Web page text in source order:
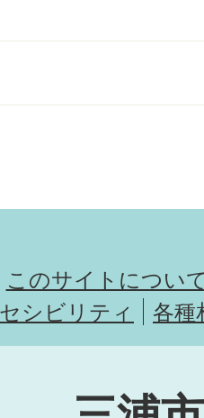
このサイトについ
シビリティ
各種